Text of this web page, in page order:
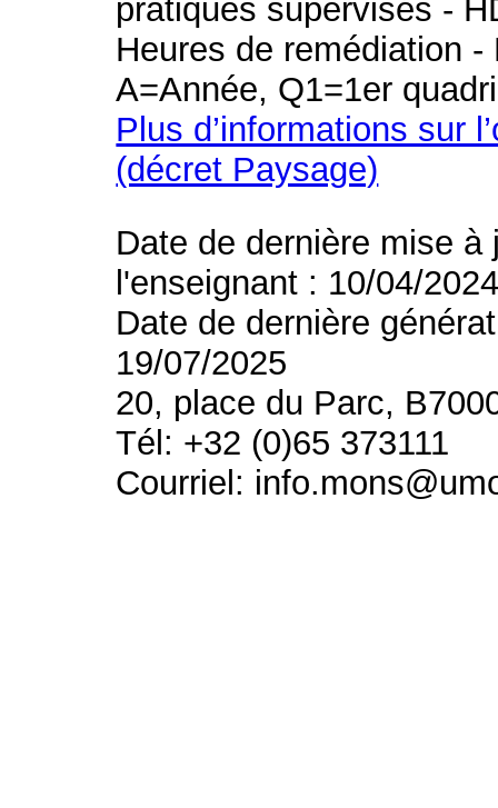
pratiques supervisés -
Heures de remédiation
A=Année, Q1=1er
Plus d’informations sur
(décret Paysage)
Date de dernière mise
l'enseignant : 10/04/
Date de dernière
19/07/2025
20, place du Parc,
Tél: +32 (0)65 373111
Courriel: